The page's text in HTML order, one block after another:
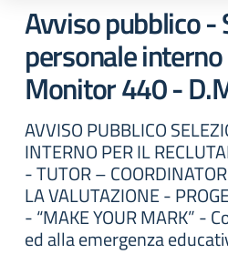
Avviso pubblico -
personale
Monitor 440 -
AVVISO PUBBLICO
INTERNO PER IL
- TUTOR –
LA VALUTAZIONE -
- “MAKE YOUR MARK” -
ed alla emergenza